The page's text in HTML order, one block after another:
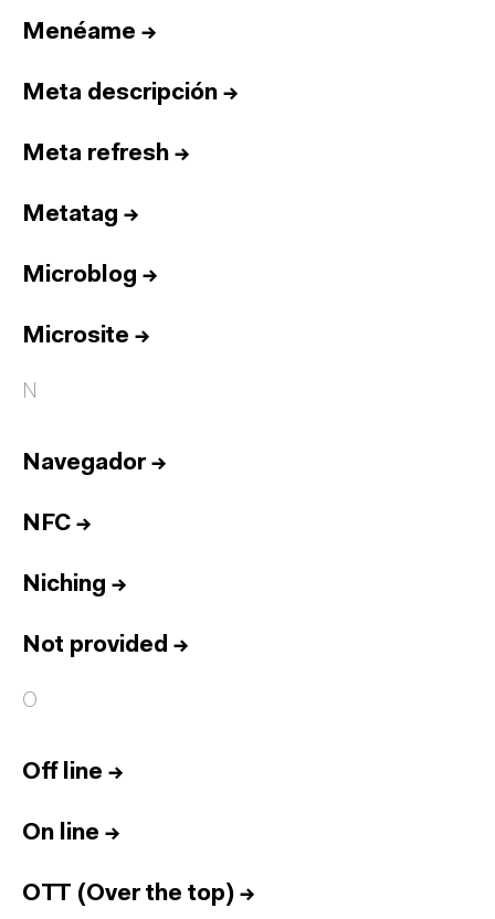
Menéame →
Meta descripción →
Meta refresh →
Metatag →
Microblog →
Microsite →
N
Navegador→
NFC →
Niching →
Not provided →
O
Off line →
On line →
OTT (Over the top) →